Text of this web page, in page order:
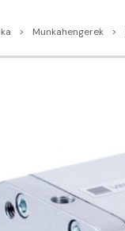
Munkahengerek